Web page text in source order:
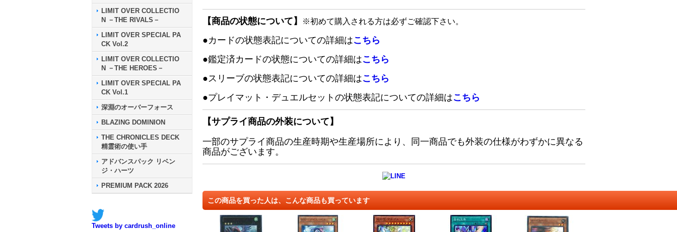
LIMIT OVER COLLECTIO
N －THE RIVALS－
LIMIT OVER SPECIAL PA
CK Vol.2
LIMIT OVER COLLECTIO
N －THE HEROES－
LIMIT OVER SPECIAL PA
CK Vol.1
深淵のオーバーフォース
BLAZING DOMINION
THE CHRONICLES DECK
精霊術の使い手
アドバンスパック リベン
ジ・ハーツ
PREMIUM PACK 2026
Tweets by cardrush_online
【商品の状態について】 ※初めて購入される方は必ずご確認下さい。
●カードの状態表記についての詳細はこちら
●鑑定済カードの状態についての詳細はこちら
●スリーブの状態表記についての詳細はこちら
●プレイマット・デュエルセットの状態表記についての詳細はこちら
【サプライ商品の外装について】
一部のサプライ商品の生産時期や生産場所により、同一商品でも外装の仕様がわずかに異なる
商品がございます。
この商品を買った人は、こんな商品も買っています